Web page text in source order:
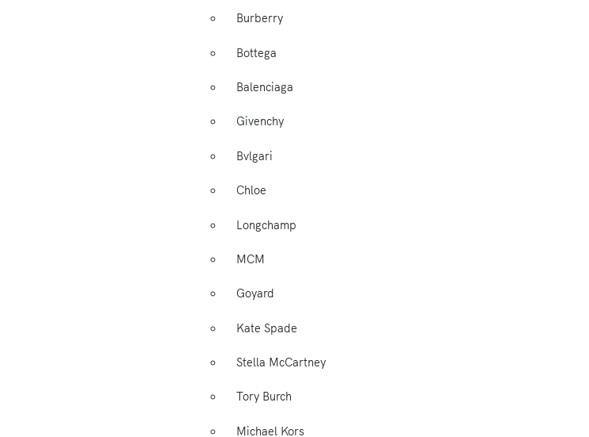
Burberry
Bottega
Balenciaga
Givenchy
Bvlgari
Chloe
Longchamp
MCM
Goyard
Kate Spade
Stella McCartney
Tory Burch
Michael Kors